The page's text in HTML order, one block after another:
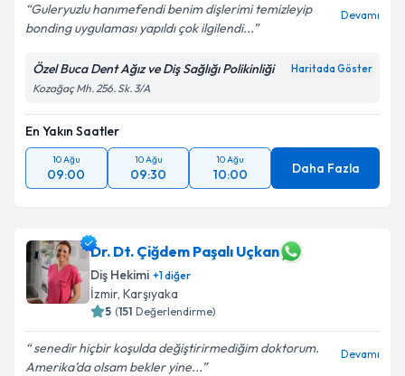
Guleryuzlu hanımefendi benim dişlerimi temizleyip
bonding uygulaması yapıldı çok ilgilendi...
Devamı
Özel Buca Dent Ağız ve Diş Sağlığı Polikinliği Haritada Göster
Kozağaç Mh. 256. Sk. 3/A
En Yakın Saatler
10 Ağu
09:00
10 Ağu
09:30
10 Ağu
10:00 Daha Fazla
Dr. Dt. Çiğdem Paşalı Uçkan
Diş Hekimi +1diğer
İzmir, Karşıyaka
5 (151 Değerlendirme)
senedir hiçbir koşulda değiştirirmediğim doktorum.
Amerika’da olsam bekler yine...
Devamı